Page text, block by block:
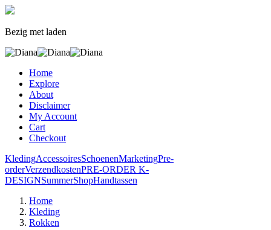
Bezig met laden
Home
Explore
About
Disclaimer
My Account
Cart
Checkout
KledingAccessoiresSchoenenMarketingPre-
orderVerzendkostenPRE-ORDER K-
DESIGNSummerShopHandtassen
Home
Kleding
Rokken